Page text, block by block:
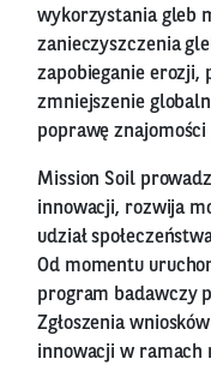
wykorzystania gleb
zanieczyszczenia
zapobieganie erozji,
zmniejszenie
poprawę
Mission Soil
innowacji, rozwija
udział
Od momentu
program badawczy
Zgłoszenia
innowacji w ramach